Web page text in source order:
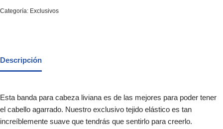
Categoría: Exclusivos
Descripción
Esta banda para cabeza liviana es de las mejores para poder tener
el cabello agarrado. Nuestro exclusivo tejido elástico es tan
increíblemente suave que tendrás que sentirlo para creerlo.